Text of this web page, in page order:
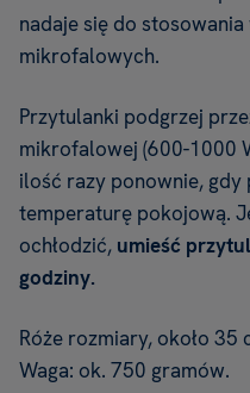
nadaje się do
mikrofalowych.
Przytulanki podgrzej
mikrofalowej (600-1000
ilość razy ponownie,
temperaturę pokojową.
ochłodzić, umieść
godziny.
Róże rozmiary, około 35
Waga: ok. 750 gramów.